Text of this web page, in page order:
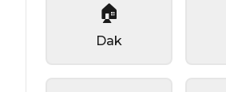
🏠
Dak